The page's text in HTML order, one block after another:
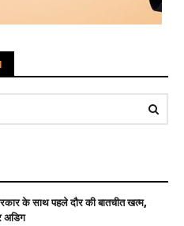
के साथ पहले दौर की बातचीत खत्म,
अडिग